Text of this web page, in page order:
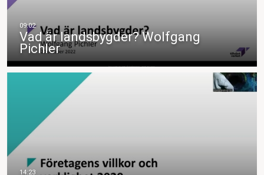
Vad är landsbygder? Wolfgang
Pichler